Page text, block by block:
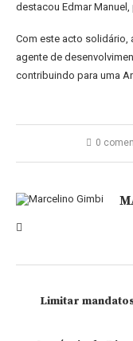
destacou Edmar Manuel,
Com este acto solidário,
agente de
contribuindo para uma
0
Limitar